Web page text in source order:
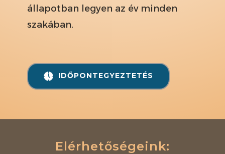
állapotban legyen az év minden
szakában.
IDŐPONTEGYEZTETÉS
Elérhetőségeink: